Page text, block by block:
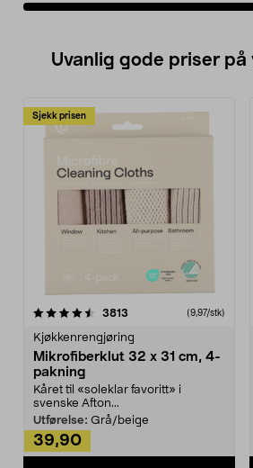
Uvanlig gode priser på
Sjekk prisen
3813 anmeldelser(9,97/stk)
Kjøkkenrengjøring
Mikrofiberklut 32 x 31 cm, 4-
pakning
Kåret til «soleklar favoritt» i
svenske Afton...
Utførelse: Grå/beige
39,90
4.5av 5 stjerner